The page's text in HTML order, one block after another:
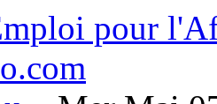
pour